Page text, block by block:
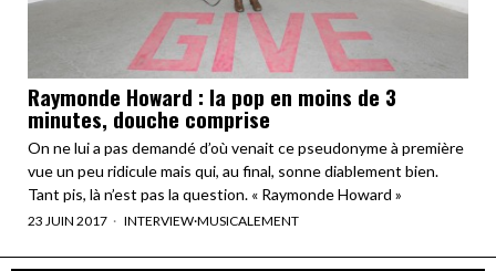
Raymonde Howard : la pop en moins de 3
minutes, douche comprise
On ne lui a pas demandé d’où venait ce pseudonyme à première
vue un peu ridicule mais qui, au final, sonne diablement bien.
Tant pis, là n’est pas la question. « Raymonde Howard »
23 JUIN 2017 INTERVIEW·MUSICALEMENT